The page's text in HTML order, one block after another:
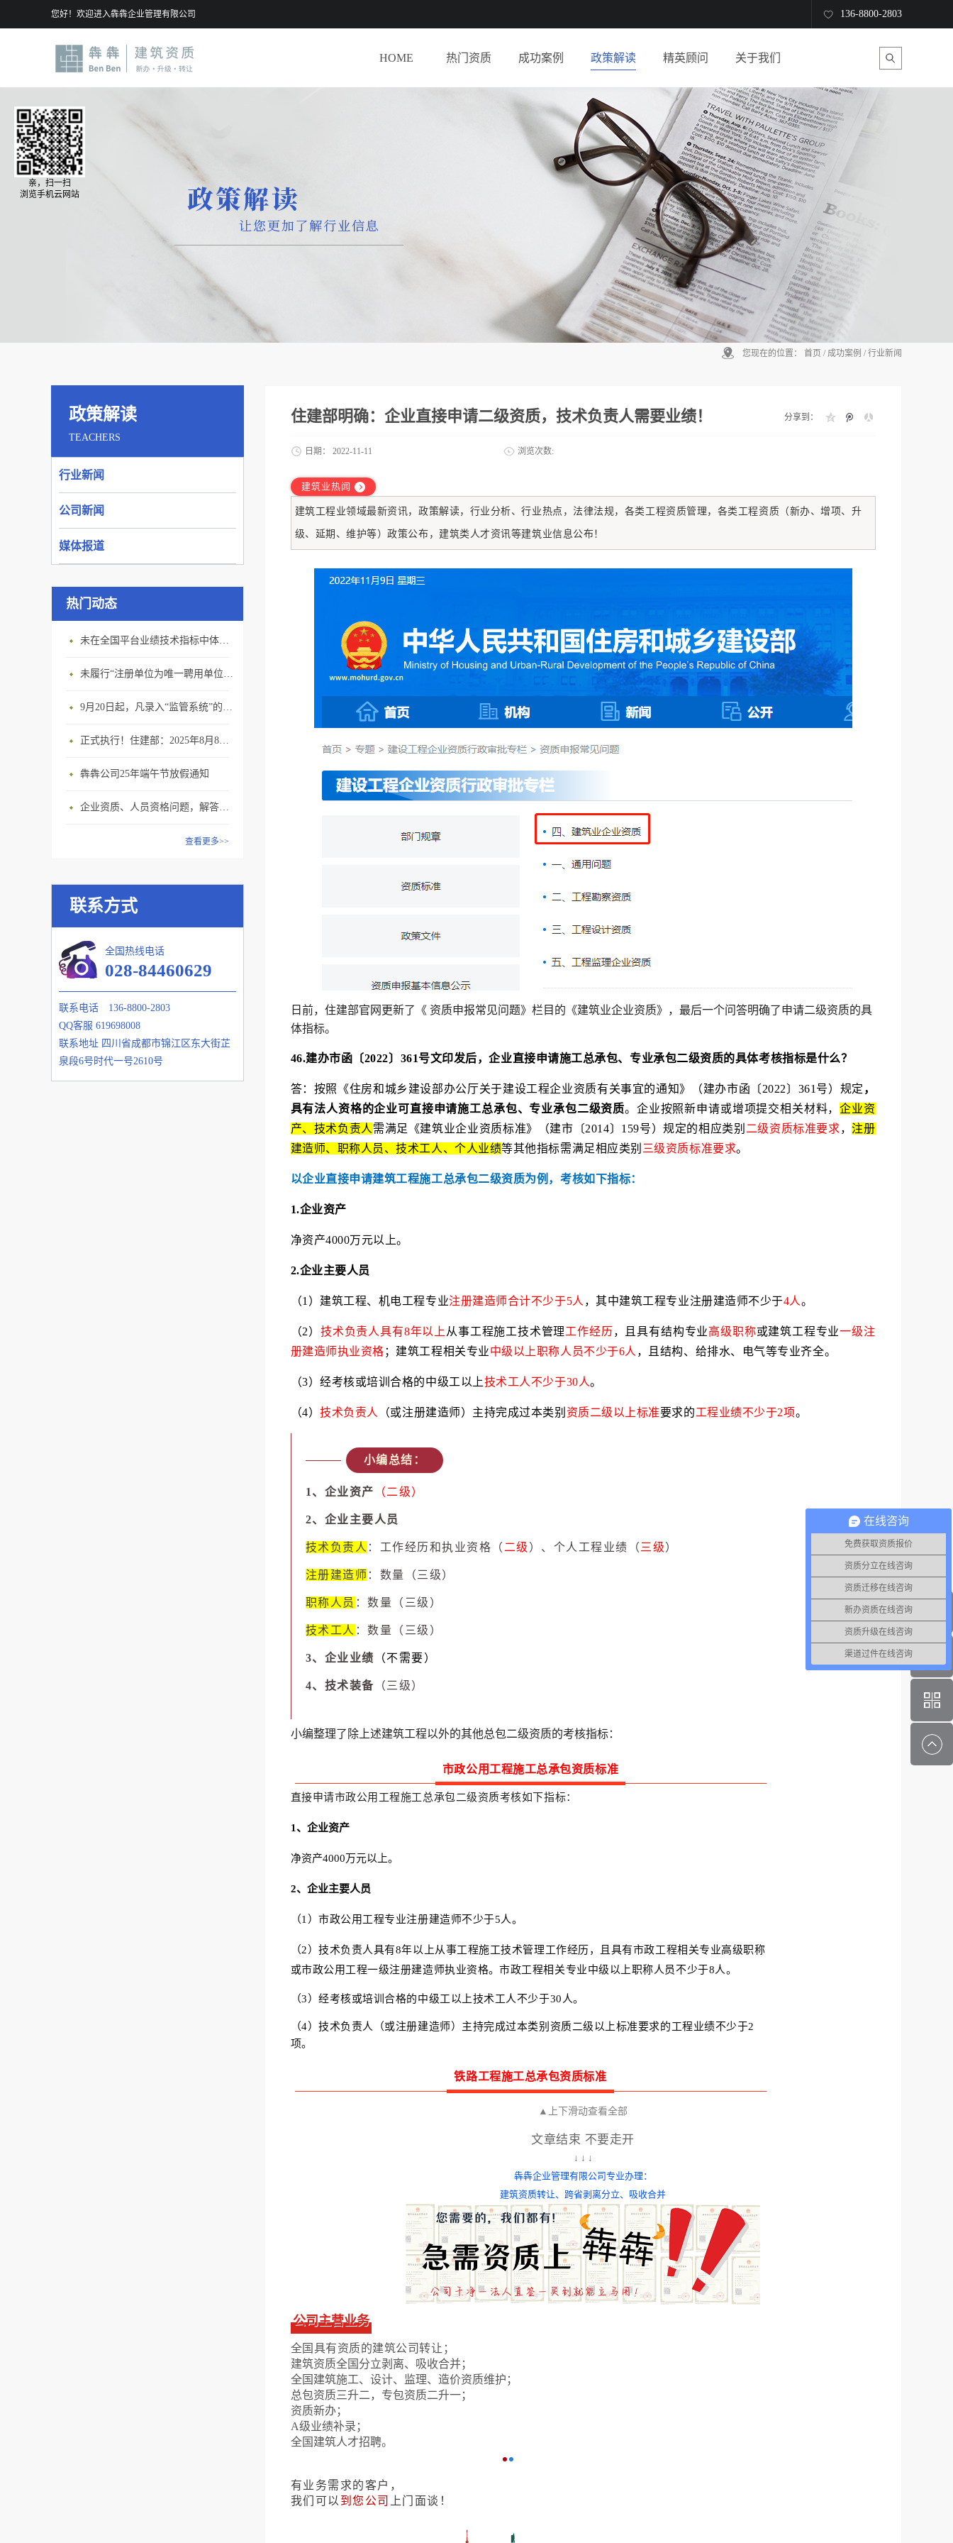
您好！欢迎进入犇犇企业管理有限公司 136-8800-2803
HOME 热门资质 成功案例 政策解读 精英顾问 关于我们
您现在的位置： 首页 / 成功案例 / 行业新闻
政策解读
TEACHERS
行业新闻
公司新闻
媒体报道
热门动态
未在全国平台业绩技术指标中体现个人角色的业绩，在资质审查时不作为有效业绩认定！
未履行“注册单位为唯一聘用单位”的承诺，撤销注册许可，三年内不得再次申请建造师注册
9月20日起，凡录入“监管系统”的建造师、职称人员，均需上传社保缴纳凭证！
正式执行！住建部：2025年8月8日起，建筑市政工程全面禁止9项技术！
犇犇公司25年端午节放假通知
企业资质、人员资格问题，解答来了
查看更多>>
联系方式
全国热线电话
028-84460629
联系电话
136-8800-2803
QQ客服 619698008
联系地址 四川省成都市锦江区东大街芷
泉段6号时代一号2610号
住建部明确：企业直接申请二级资质，技术负责人需要业绩！
日期： 2022-11-11 浏览次数:
分享到：
建筑业热闻
建筑工程业领域最新资讯，政策解读，行业分析、行业热点，法律法规，各类工程资质管理，各类工程资质（新办、增项、升
级、延期、维护等）政策公布，建筑类人才资讯等建筑业信息公布！
日前，住建部官网更新了《 资质申报常见问题》栏目的《建筑业企业资质》，最后一个问答明确了申请二级资质的具
体指标。
46.建办市函〔2022〕361号文印发后，企业直接申请施工总承包、专业承包二级资质的具体考核指标是什么？
答：按照《住房和城乡建设部办公厅关于建设工程企业资质有关事宜的通知》（建办市函〔2022〕361号）规定 ，
具有法人资格的企业可直接申请施工总承包、专业承包二级资质。企业按照新申请或增项提交相关材料，企业资
产、技术负责人 需满足《建筑业企业资质标准》（建市〔2014〕159号）规定的相应类别 二级资质标准要求 ，注册
建造师、职称人员、技术工人、个人业绩等其他指标需满足相应类别 三级资质标准要求。
以企业直接申请建筑工程施工总承包二级资质为例，考核如下指标：
1.企业资产
净资产4000万元以上。
2.企业主要人员
（1）建筑工程、机电工程专业注册建造师合计不少于5人 ，其中建筑工程专业注册建造师不少于4人。
（2） 技术负责人具有8年以上 从事工程施工技术管理工作经历 ，且具有结构专业高级职称或建筑工程专业一级注
册建造师执业资格 ；建筑工程相关专业中级以上职称人员不少于6人 ，且结构、给排水、电气等专业齐全。
（3）经考核或培训合格的中级工以上技术工人不少于30人。
（4）技术负责人 （或注册建造师）主持完成过本类别 资质二级以上标准要求的工程业绩不少于2项。
小编总结：
1、企业资产 （二级）
2、企业主要人员
技术负责人 ：工作经历和执业资格（ 二级 ）、个人工程业绩（ 三级）
注册建造师 ：数量（三级）
职称人员 ： 数量（三级）
技术工人 ：数量（三级）
3、企业业绩 （不需要）
4、 技术装备 （三级）
小编整理了除上述建筑工程以外的其他总包二级资质的考核指标：
市政公用工程施工总承包资质标准
直接申请市政公用工程施工总承包二级资质考核如下指标：
1、企业资产
净资产4000万元以上。
2、企业主要人员
（1）市政公用工程专业注册建造师不少于5人。
（2）技术负责人具有8年以上从事工程施工技术管理工作经历，且具有市政工程相关专业高级职称
或市政公用工程一级注册建造师执业资格。市政工程相关专业中级以上职称人员不少于8人。
（3）经考核或培训合格的中级工以上技术工人不少于30人。
（4）技术负责人（或注册建造师）主持完成过本类别资质二级以上标准要求的工程业绩不少于2
项。
铁路工程施工总承包资质标准
（1）铁路工程专业一级注册建造师不少于3人。
（2）技术负责人具有8年以上从事铁路工程施工技术管理工作经历，且具有铁道工程（或桥梁工程
或隧道工程）专业高级职称。 铁道工程相关专业中级以上职称人员不少于20人。
（3）经考核或培训合格的中级工以上技术工人不少于50人。
（4）技术负责人（或注册建造师）主持完成过本类别资质二级以上标准要求的工程业绩不少于2
项。
公路工程施工总承包资质标准
直接申请公路工程施工总承包二级资质考核如下指标：
1、企业资产
2、企业主要人员
（1）公路工程专业注册建造师不少于8人。
▲上下滑动查看全部
文章结束 不要走开
↓ ↓ ↓
犇犇企业管理有限公司专业办理：
建筑资质转让、 跨省剥离分立、吸收合并
公司主营业务
全国具有资质的建筑公司转让；
建筑资质全国分立剥离、吸收合并；
全国建筑施工、设计、监理、造价资质维护；
总包资质三升二，专包资质二升一；
资质新办；
A级业绩补录；
全国建筑人才招聘。
有业务需求的客户，
我们可以 到您公司 上门面谈！
亲，扫一扫
浏览手机云网站
在线咨询
免费获取资质报价
资质分立在线咨询
资质迁移在线咨询
新办资质在线咨询
资质升级在线咨询
渠道过件在线咨询